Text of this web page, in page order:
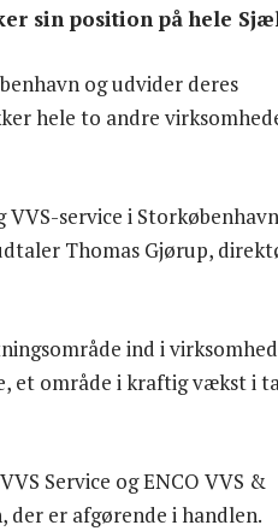
sin position på hele
og udvider deres
hele to andre
service i
Thomas Gjørup,
ind i
et område i kraftig vækst i
Service og ENCO VVS &
er afgørende i handlen.